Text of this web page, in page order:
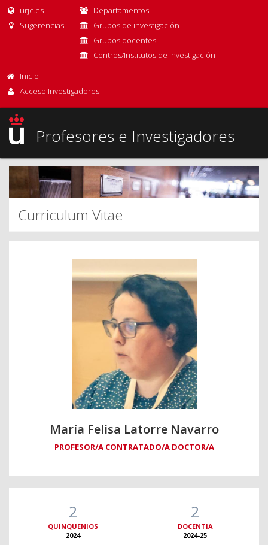
urjc.es
Sugerencias
Departamentos
Grupos de investigación
Grupos docentes
Centros/Institutos de Investigación
Inicio
Acceso Investigadores
Profesores e Investigadores
Curriculum Vitae
María Felisa Latorre Navarro
PROFESOR/A CONTRATADO/A DOCTOR/A
2
QUINQUENIOS
2024
2
DOCENTIA
2024-25